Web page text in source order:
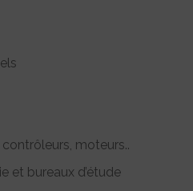
moteurs..
et bureaux d’étude